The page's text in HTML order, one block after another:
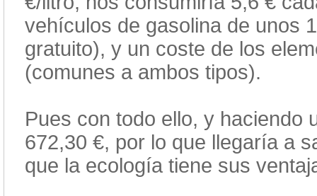
vehículos de gasolina de unos
gratuito), y un coste de los
(comunes a ambos tipos).
Pues con todo ello, y haciendo
672,30 €, por lo que llegaría a
que la ecología tiene sus